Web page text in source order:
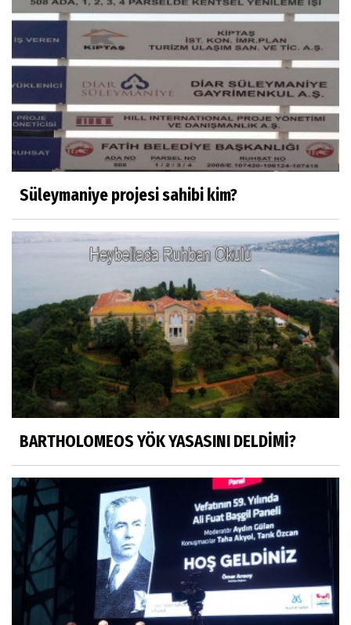
M. Şevket Atalay
Nüfus ve Seçmen sayıları tutarsızlığı
Misafir Yazar
Yapay zekâ platformlarında ebeveyn
kontrolü sağlamak
OLANIN ÖZETİ!.
HÜSEYİN MOVİT
HÜSEYİN MOVİT ABİMİZİN SON
PAYLAŞIMLARI
Prof. Dr. Nevzat Gözaydın
"Bir gecede millet cahil kaldı Alfabemiz
Sosyal medya
Gönenli Mehmet efendi kıssalarından biri
RIZK
Arşiv haberlerimiz
TÜRKİYEYE DEMOKRASI ŞIP DİYE GELMEDİ
Süleymaniye projesi sahibi kim?
BARTHOLOMEOS YÖK YASASINI DELDİMİ?